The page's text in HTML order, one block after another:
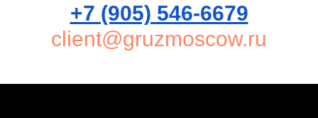
+7 (905) 546-6679
client@gruzmoscow.ru